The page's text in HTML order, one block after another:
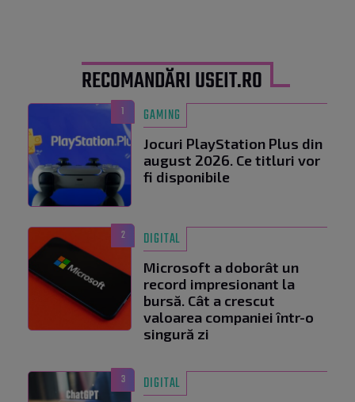
RECOMANDĂRI USEIT.RO
1 GAMING
Jocuri PlayStation Plus din
august 2026. Ce titluri vor
fi disponibile
2 DIGITAL
Microsoft a doborât un
record impresionant la
bursă. Cât a crescut
valoarea companiei într-o
singură zi
3 DIGITAL